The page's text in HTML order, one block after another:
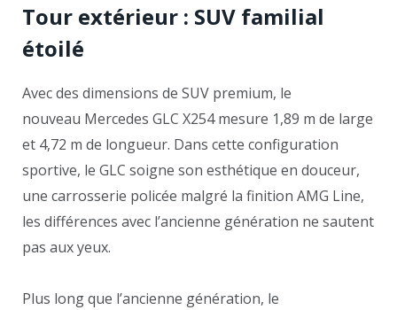
Tour extérieur : SUV familial
étoilé
Avec des dimensions de SUV premium, le
nouveau Mercedes GLC X254 mesure 1,89 m de large
et 4,72 m de longueur. Dans cette configuration
sportive, le GLC soigne son esthétique en douceur,
une carrosserie policée malgré la finition AMG Line,
les différences avec l’ancienne génération ne sautent
pas aux yeux.
Plus long que l’ancienne génération, le